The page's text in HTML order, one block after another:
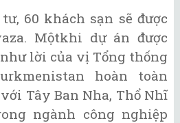
60 khách sạn sẽ được
Mộtkhi dự án được
lời của vị Tổng thống
hoàn toàn
Tây Ban Nha, Thổ Nhĩ
ngành công nghiệp